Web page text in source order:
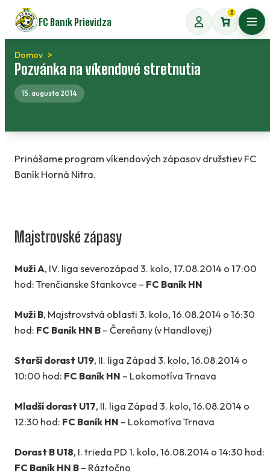
Preskočiť
na
obsah
FC Baník Prievidza
0
Domov
Pozvánka na víkendové stretnutia
15. augusta 2014
Prinášame program víkendových zápasov družstiev FC
Baník Horná Nitra.
Majstrovské zápasy
Muži A, IV. liga severozápad 3. kolo, 17.08.2014 o 17:00
hod: Trenčianske Stankovce – FC Baník HN
Muži B, Majstrovstvá oblasti 3. kolo, 16.08.2014 o 16:30
hod: FC Baník HN B – Čereňany (v Handlovej)
Starší dorast U19, II. liga Západ 3. kolo, 16.08.2014 o
10:00 hod: FC Baník HN – Lokomotíva Trnava
Mladší dorast U17, II. liga Západ 3. kolo, 16.08.2014 o
12:30 hod: FC Baník HN – Lokomotíva Trnava
Dorast B U18, I. trieda PD 1. kolo, 16.08.2014 o 14:30 hod:
FC Baník HN B – Ráztočno